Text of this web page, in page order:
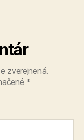
zverejnená.
*